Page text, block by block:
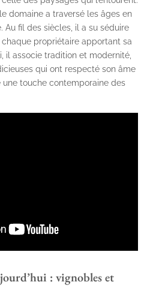
domaine a traversé les âges en
Au fil des siècles, il a su séduire
propriétaire apportant sa
il associe tradition et modernité,
qui ont respecté son âme
touche contemporaine des
: vignobles et